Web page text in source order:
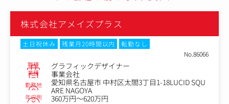
株式会社アメイズプラス
土日祝休み 残業月20時間以内
転勤なし
No.86066
職種 グラフィックデザイナー
業種 事業会社
勤務地
愛知県名古屋市 中村区太閤3丁目1-18LUCID SQU
ARE NAGOYA
年収例
360万円～620万円